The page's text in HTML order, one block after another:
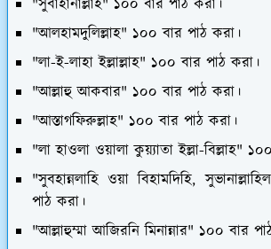
"সুবাহানাল্লাহ" ১০০ বার পাঠ করা।
"আলহামদুলিল্লাহ" ১০০ বার পাঠ করা।
"লা-ই-লাহা ইল্লাল্লাহ" ১০০ বার পাঠ করা।
"আল্লাহু আকবার" ১০০ বার পাঠ করা।
"আস্তাগফিরুল্লাহ" ১০০ বার পাঠ করা।
"লা হাওলা ওয়ালা কুয়্যাতা ইল্লা-বিল্লাহ"
"সুবহান্নলাহি ওয়া বিহামদিহি,
পাঠ করা।
"আল্লাহুম্মা আজিরনি মিনান্নার" ১০০ বার